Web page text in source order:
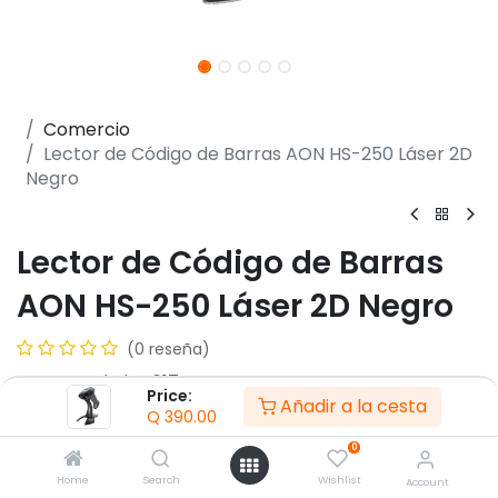
Price:
Q 390.00 Añadir a la cesta
Home Search
0
Wishlist Account
Comercio
Lector de Código de Barras AON HS-250 Láser 2D
Negro
Lector de Código de Barras
AON HS-250 Láser 2D Negro
(0 reseña)
- Fuente de luz 617nm
- Tipo de escaneado CMOS
- Resolución: 640*480
- Velocidad de escaneado: 150 veces/s
- Precisión: 5 mil